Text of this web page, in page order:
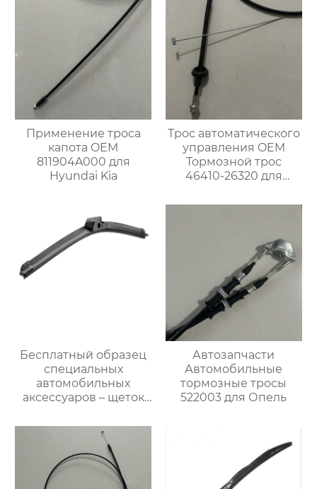
Применение троса
капота OEM
811904A000 для
Hyundai Kia
Трос автоматического
управления OEM
Тормозной трос
46410-26320 для
автомобилей
Бесплатный образец
специальных
автомобильных
аксессуаров – щеток
автомобилей BMW M6
Автозапчасти
Автомобильные
тормозные тросы
522003 для Опель